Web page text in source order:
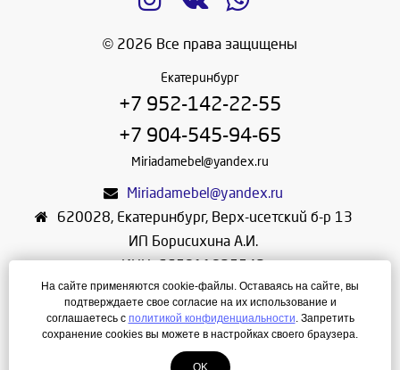
© 2026 Все права защищены
Екатеринбург
+7 952-142-22-55
+7 904-545-94-65
Miriadamebel@yandex.ru
Miriadamebel@yandex.ru
620028, Екатеринбург, Верх-исетский б-р 13
ИП Борисихина А.И.
ИНН: 665811825542
ОГРНИП: 312665804600057
Режим работы: Ежедневно с 10-30 до 19-30
На сайте применяются cookie-файлы. Оставаясь на сайте, вы
подтверждаете свое согласие на их использование и
соглашаетесь с политикой конфиденциальности. Запретить
сохранение cookies вы можете в настройках своего браузера.
OK